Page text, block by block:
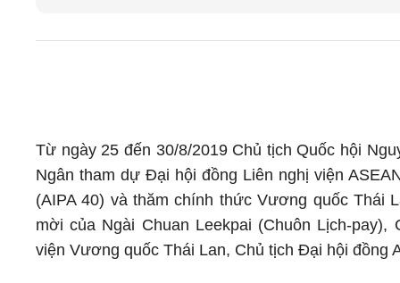
Từ ngày 25 đến 30/8/2019 Chủ tịch Quốc hội
Ngân tham dự Đại hội đồng Liên nghị viện
(AIPA 40) và thăm chính thức Vương quốc Thái
mời của Ngài Chuan Leekpai (Chuôn Lịch-pay),
viện Vương quốc Thái Lan, Chủ tịch Đại hội đồng